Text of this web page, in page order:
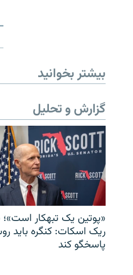
بیشتر بخوانید
گزارش و تحلیل
«پوتین یک تبهکار است»؛
ریک اسکات: کنگره باید
پاسخگو کند